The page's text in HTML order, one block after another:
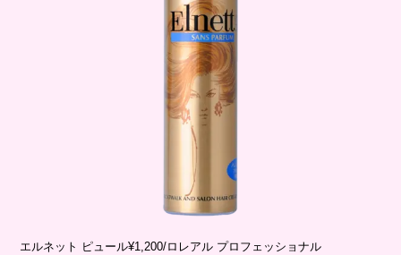
エルネット ピュール¥1,200/ロレアル プロフェッショナル